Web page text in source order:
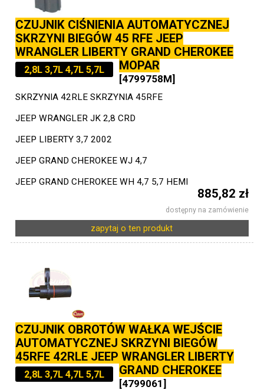
CZUJNIK CIŚNIENIA AUTOMATYCZNEJ
SKRZYNI BIEGÓW 45 RFE JEEP
WRANGLER LIBERTY GRAND CHEROKEE
MOPAR
2,8L 3,7L 4,7L 5,7L
[4799758M]
SKRZYNIA 42RLE SKRZYNIA 45RFE
JEEP WRANGLER JK 2,8 CRD
JEEP LIBERTY 3,7 2002
JEEP GRAND CHEROKEE WJ 4,7
JEEP GRAND CHEROKEE WH 4,7 5,7 HEMI
885,82 zł
dostępny na zamówienie
zapytaj o ten produkt
CZUJNIK OBROTÓW WAŁKA WEJŚCIE
AUTOMATYCZNEJ SKRZYNI BIEGÓW
45RFE 42RLE JEEP WRANGLER LIBERTY
GRAND CHEROKEE
2,8L 3,7L 4,7L 5,7L
[4799061]